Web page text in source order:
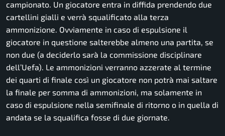
campionato. Un giocatore entra in diffida prendendo due
cartellini gialli e verrà squalificato alla terza
ammonizione. Ovviamente in caso di espulsione il
giocatore in questione salterebbe almeno una partita, se
non due (a deciderlo sarà la commissione disciplinare
dell’Uefa). Le ammonizioni verranno azzerate al termine
dei quarti di finale così un giocatore non potrà mai saltare
la finale per somma di ammonizioni, ma solamente in
caso di espulsione nella semifinale di ritorno o in quella di
andata se la squalifica fosse di due giornate.